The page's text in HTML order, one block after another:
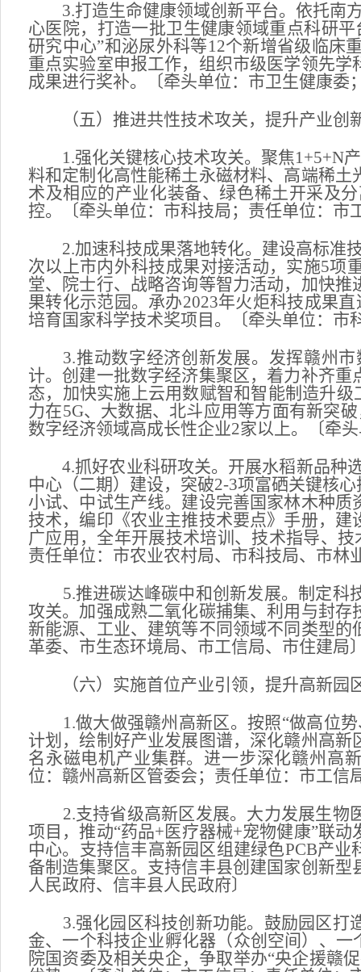
3.打造生命健康领域创新平台。依托南方
心医院，打造一批卫生健康领域重点科研
研究中心”和泌尿外科等12个新增省级临床
重点实验室申报工作，组织市级医学领先
成果进行奖补。〔牵头单位：市卫生健康委
（五）推进共性技术攻关，提升产业创
1.强化关键核心技术攻关。聚焦1+5+N产
料和定制化高性能稀土永磁材料、高端稀
术及相应的产业化装备、绿色稀土开采及
控。〔牵头单位：市科技局；责任单位：市
2.加速科技成果落地转化。建设高标准技
次以上市内外科技成果对接活动，实施5项
堂、院士行、战略咨询等智力活动，加快
果转化示范园。承办2023年火炬科技成果
培育国家科学技术奖项目。〔牵头单位：
3.推动数字经济创新发展。发挥赣州市
计。创建一批数字经济集聚区，着力补齐
态，加快实施上云用数赋智和智能制造升
力在5G、大数据、北斗应用等方面有新突
数字经济领域高成长性企业2家以上。〔牵
4.抓好农业科研攻关。开展水稻新品种选
中心（二期）建设，突破2-3项富硒关键核
小试、中试生产线。建设完善国家林木种
技术，编印《农业主推技术要点》手册，
广应用，全年开展技术培训、技术指导、
责任单位：市农业农村局、市科技局、市林
5.推进碳达峰碳中和创新发展。制定科
攻关。加强成熟二氧化碳捕集、利用与封
新能源、工业、建筑等不同领域不同类型
革委、市生态环境局、市工信局、市住建局
（六）实施首位产业引领，提升高新园
1.做大做强赣州高新区。按照“做高位势
计划，绘制好产业发展图谱，深化赣州高
名永磁电机产业集群。进一步深化赣州高
位：赣州高新区管委会；责任单位：市工信
2.支持省级高新区发展。大力发展生物
项目，推动“药品+医疗器械+宠物健康”联
中心。支持信丰高新园区组建绿色PCB产
备制造集聚区。支持信丰县创建国家创新
人民政府、信丰县人民政府〕
3.强化园区科技创新功能。鼓励园区打
金、一个科技企业孵化器（众创空间）、
院国资委及相关央企，争取举办“央企援赣